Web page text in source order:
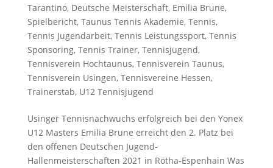
Tarantino, Deutsche Meisterschaft, Emilia Brune,
Spielbericht, Taunus Tennis Akademie, Tennis,
Tennis Jugendarbeit, Tennis Leistungssport, Tennis
Sponsoring, Tennis Trainer, Tennisjugend,
Tennisverein Hochtaunus, Tennisverein Taunus,
Tennisverein Usingen, Tennisvereine Hessen,
Trainerstab, U12 Tennisjugend
Usinger Tennisnachwuchs erfolgreich bei den Yonex
U12 Masters Emilia Brune erreicht den 2. Platz bei
den offenen Deutschen Jugend-
Hallenmeisterschaften 2021 in Rötha-Espenhain Was